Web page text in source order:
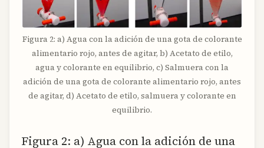
Figura 2: a) Agua con la adición de una gota de colorante
alimentario rojo, antes de agitar, b) Acetato de etilo,
agua y colorante en equilibrio, c) Salmuera con la
adición de una gota de colorante alimentario rojo, antes
de agitar, d) Acetato de etilo, salmuera y colorante en
equilibrio.
Figura 2: a) Agua con la adición de una